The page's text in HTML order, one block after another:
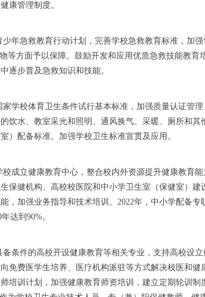
康管理制度。
年急救教育行动计划，完善学校急救教育标准，加
等方面予以保障。鼓励开发和应用优质急救技能教
逐步普及急救知识和技能。
家学校体育卫生条件试行基本标准，加强质量认证管
饮水、教室采光和照明、通风换气、采暖、厕所和
）配备标准。加强学校卫生标准宣贯及应用。
校成立健康教育中心，整合校内外资源提升健康教育
保健机构、高校校医院和中小学卫生室（保健室）建
，加强业务指导和技术培训。2022年，中小学配备
达到90%。
条件的高校开设健康教育等相关专业，支持高校设
免费医学生培养、医疗机构派驻等方式解决校医和
培训计划，加强健康教育师资培训，建立定期轮训制